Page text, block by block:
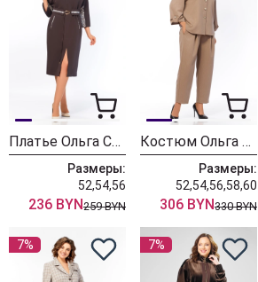
Платье Ольга Стиль С1038 леопард
Размеры:
52,54,56
236 BYN259 BYN
Костюм Ольга Стиль С1044 светло-коричневый
Размеры:
52,54,56,58,60
306 BYN330 BYN
7% 7%